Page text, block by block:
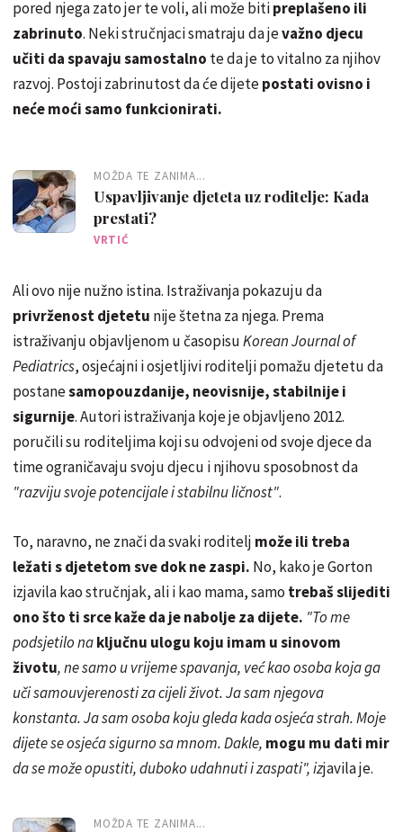
pored njega zato jer te voli, ali može bitipreplašeno ili
zabrinuto. Neki stručnjaci smatraju da jevažno djecu
učiti da spavaju samostalno te da je to vitalno za njihov
razvoj. Postoji zabrinutost da će dijetepostati ovisno i
neće moći samo funkcionirati.
MOŽDA TE ZANIMA...
Uspavljivanje djeteta uz roditelje: Kada
prestati?
VRTIĆ
Ali ovo nije nužno istina. Istraživanja pokazuju da
privrženost djetetu nije štetna za njega. Prema
istraživanju objavljenom u časopisuKorean Journal of
Pediatrics, osjećajni i osjetljivi roditelji pomažu djetetu da
postanesamopouzdanije, neovisnije, stabilnije i
sigurnije. Autori istraživanja koje je objavljeno 2012.
poručili su roditeljima koji su odvojeni od svoje djece da
time ograničavaju svoju djecu i njihovu sposobnost da
"razviju svoje potencijale i stabilnu ličnost".
To, naravno, ne znači da svaki roditelj može ili treba
ležati s djetetom sve dok ne zaspi. No, kako je Gorton
izjavila kao stručnjak, ali i kao mama, samo trebaš slijediti
ono što ti srce kaže da je nabolje za dijete. "To me
podsjetilo naključnu ulogu koju imam u sinovom
životu, ne samo u vrijeme spavanja, već kao osoba koja ga
uči samouvjerenosti za cijeli život. Ja sam njegova
konstanta. Ja sam osoba koju gleda kada osjeća strah. Moje
dijete se osjeća sigurno sa mnom. Dakle, mogu mu dati mir
da se može opustiti, duboko udahnuti i zaspati", izjavila je.
MOŽDA TE ZANIMA...